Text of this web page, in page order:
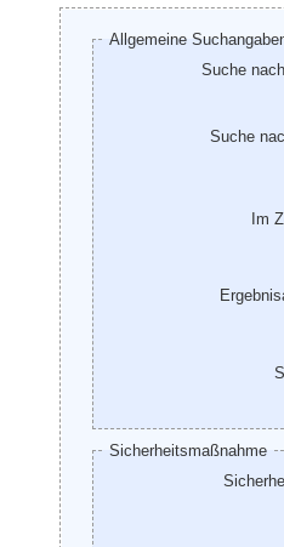
Allgemeine
Suche
Suche
Im
Sicherheitsmaßnahme